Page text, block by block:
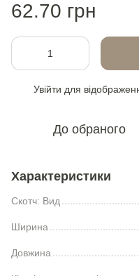
62.70 грн
Увійти для
До обраного
Характеристики
Скотч: Вид
Ширина
Довжина